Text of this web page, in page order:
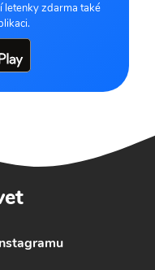
letenky zdarma také